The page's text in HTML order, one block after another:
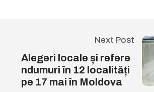
Next Post
Alegeri locale și refere
ndumuri în 12 localități
pe 17 mai în Moldova